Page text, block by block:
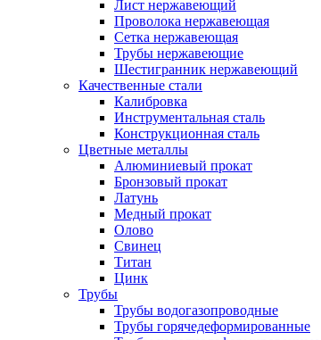
Лист нержавеющий
Проволока нержавеющая
Сетка нержавеющая
Трубы нержавеющие
Шестигранник нержавеющий
Качественные стали
Калибровка
Инструментальная сталь
Конструкционная сталь
Цветные металлы
Алюминиевый прокат
Бронзовый прокат
Латунь
Медный прокат
Олово
Свинец
Титан
Цинк
Трубы
Трубы водогазопроводные
Трубы горячедеформированные